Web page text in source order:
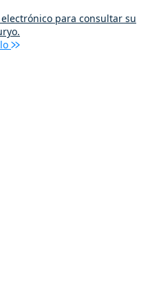
para consultar su